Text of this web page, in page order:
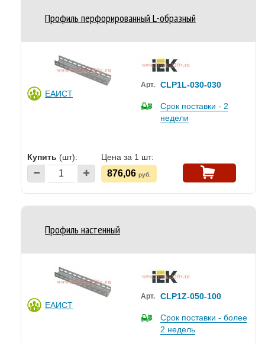
Профиль перфорированный L-образный
ЕАИСТ
Арт. CLP1L-030-030
Срок поставки - 2
недели
Купить (шт): Цена за 1 шт:
876,06 руб.
Профиль настенный
ЕАИСТ
Арт. CLP1Z-050-100
Срок поставки - более
2 недель